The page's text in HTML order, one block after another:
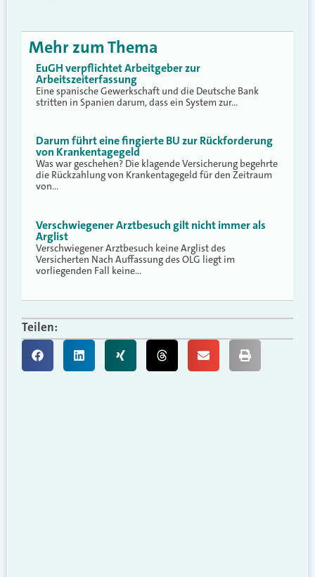
Mehr zum Thema
EuGH verpflichtet Arbeitgeber zur
Arbeitszeiterfassung
Eine spanische Gewerkschaft und die Deutsche Bank
stritten in Spanien darum, dass ein System zur…
Darum führt eine fingierte BU zur Rückforderung
von Krankentagegeld
Was war geschehen? Die klagende Versicherung begehrte
die Rückzahlung von Krankentagegeld für den Zeitraum
von…
Verschwiegener Arztbesuch gilt nicht immer als
Arglist
Verschwiegener Arztbesuch keine Arglist des
Versicherten Nach Auffassung des OLG liegt im
vorliegenden Fall keine…
Teilen: